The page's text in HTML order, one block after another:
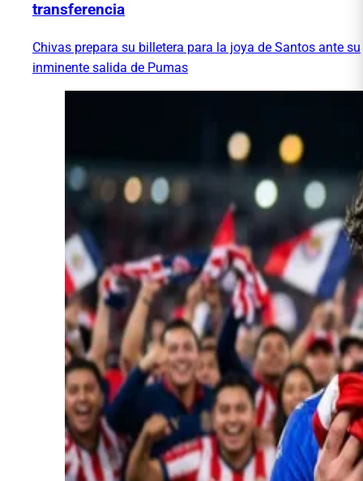
transferencia
Chivas prepara su billetera para la joya de Santos ante su
inminente salida de Pumas